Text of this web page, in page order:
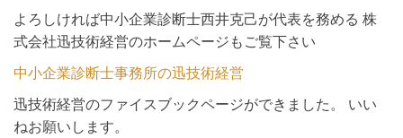
よろしければ中小企業診断士西井克己が代表を務める 株
式会社迅技術経営のホームページもご覧下さい
中小企業診断士事務所の迅技術経営
迅技術経営のファイスブックページができました。 いい
ねお願いします。